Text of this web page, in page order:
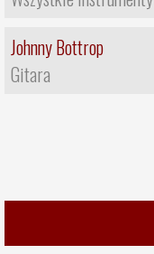
Johnny Bottrop
Gitara